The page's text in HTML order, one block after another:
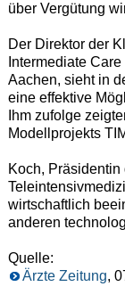
über Vergütung
Der Direktor der
Intermediate
Aachen, sieht in
eine effektive
Ihm zufolge
Modellprojekts
Koch,
wirtschaftlich
anderen
Quelle:
Ärzte Zeitung,